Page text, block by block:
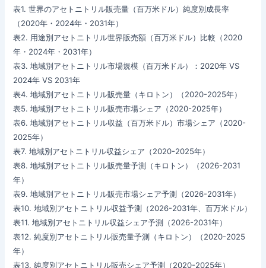
表1. 世界のアセトニトリル販売量（百万米ドル）純度別成長率
（2020年・2024年・2031年）
表2. 用途別アセトニトリル世界販売額（百万米ドル）比較（2020
年・2024年・2031年）
表3. 地域別アセトニトリル市場規模（百万米ドル）：2020年 VS
2024年 VS 2031年
表4. 地域別アセトニトリル販売量（キロトン）（2020-2025年）
表5. 地域別アセトニトリル販売市場シェア（2020-2025年）
表6. 地域別アセトニトリル収益（百万米ドル）市場シェア（2020-
2025年）
表7. 地域別アセトニトリル収益シェア（2020-2025年）
表8. 地域別アセトニトリル販売量予測（キロトン）（2026-2031
年）
表9. 地域別アセトニトリル販売市場シェア予測（2026-2031年）
表10. 地域別アセトニトリル収益予測（2026-2031年、百万米ドル）
表11. 地域別アセトニトリル収益シェア予測（2026-2031年）
表12. 純度別アセトニトリル販売量予測（キロトン）（2020-2025
年）
表13. 純度別アセトニトリル販売シェア予測（2020-2025年）